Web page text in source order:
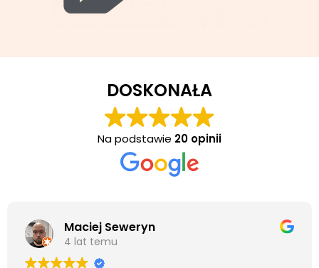
DOSKONAŁA
Na podstawie 20 opinii
Maciej Seweryn
4 lat temu